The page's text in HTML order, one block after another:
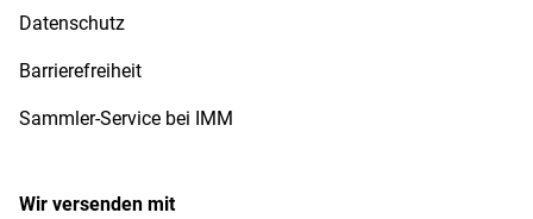
Datenschutz
Barrierefreiheit
Sammler-Service bei IMM
Wir versenden mit